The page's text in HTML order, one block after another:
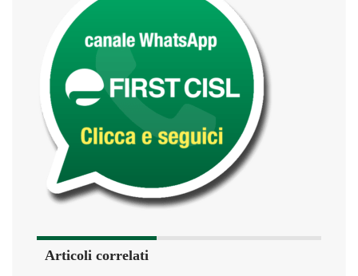
Articoli correlati